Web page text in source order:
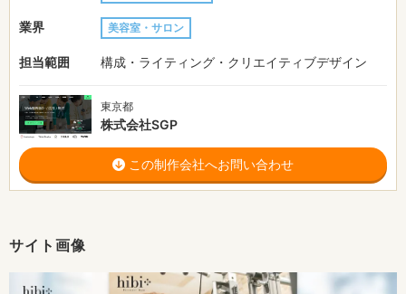
サイト画像
業界 美容室・サロン
担当範囲 構成・ライティング・クリエイティブデザイン
東京都
株式会社SGP
この制作会社へお問い合わせ